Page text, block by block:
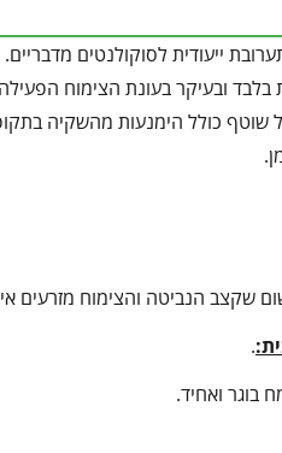
ייעודית לסוקולנטים
ובעיקר בעונת הצימוח
שוטף כולל הימנעות מהשקיה
שקצב הנביטה והצימוח מזרעים
.
בוגר ואחיד.